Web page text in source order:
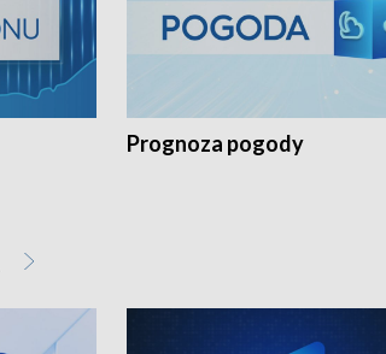
Prognoza pogody